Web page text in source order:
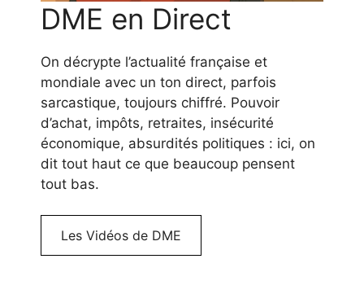
DME en Direct
On décrypte l’actualité française et
mondiale avec un ton direct, parfois
sarcastique, toujours chiffré. Pouvoir
d’achat, impôts, retraites, insécurité
économique, absurdités politiques : ici, on
dit tout haut ce que beaucoup pensent
tout bas.
Les Vidéos de DME